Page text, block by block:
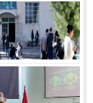
20:54 حملة
18:45 فراس
15:11